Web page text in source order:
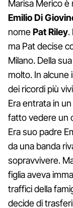
Marisa Merico è
Emilio Di
nomePatRiley.
ma Pat decise
Milano. Della
molto. In
dei ricordi più
Era entrata in
fatto vedere un
Era suo padre
da una banda
sopravvivere.
figlia aveva
traffici della
decide di